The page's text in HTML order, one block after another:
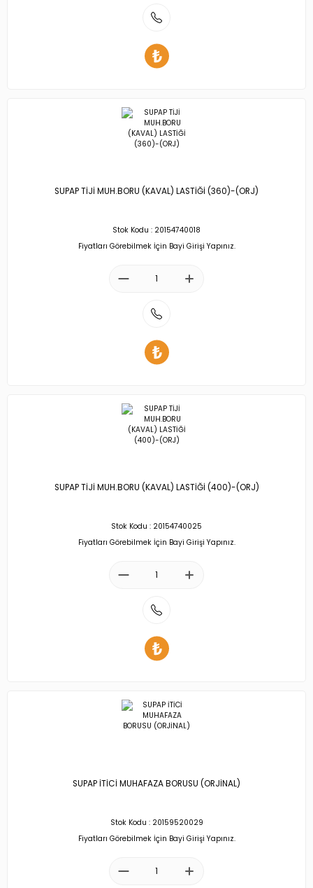
SUPAP TİJİ MUH.BORU (KAVAL) LASTİĞİ (360)-(ORJ)
Stok Kodu : 20154740018
Fiyatları Görebilmek İçin Bayi Girişi Yapınız.
SUPAP TİJİ MUH.BORU (KAVAL) LASTİĞİ (400)-(ORJ)
Stok Kodu : 20154740025
Fiyatları Görebilmek İçin Bayi Girişi Yapınız.
SUPAP İTİCİ MUHAFAZA BORUSU (ORJİNAL)
Stok Kodu : 20159520029
Fiyatları Görebilmek İçin Bayi Girişi Yapınız.